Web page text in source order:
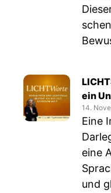
ein
14.
Eine
eine
und